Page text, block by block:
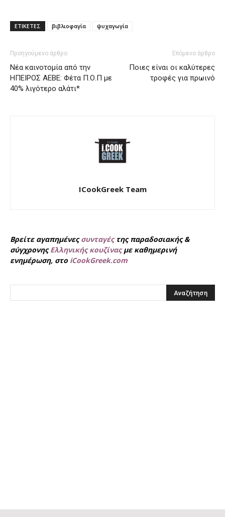
ΕΤΙΚΕΤΕΣ βιβλιοφαγία ψυχαγωγία
Προηγούμενο άρθρο
Νέα καινοτομία από την
ΗΠΕΙΡΟΣ ΑΕΒΕ: Φέτα Π.Ο.Π με
40% λιγότερο αλάτι*
Επόμενο άρθρο
Ποιες είναι οι καλύτερες
τροφές για πρωινό
ICookGreek Team
Βρείτε αγαπημένεςσυνταγέςτης παραδοσιακής &
σύγχρονηςΕλληνικής κουζίναςμε καθημερινή
ενημέρωση, στο iCookGreek.com